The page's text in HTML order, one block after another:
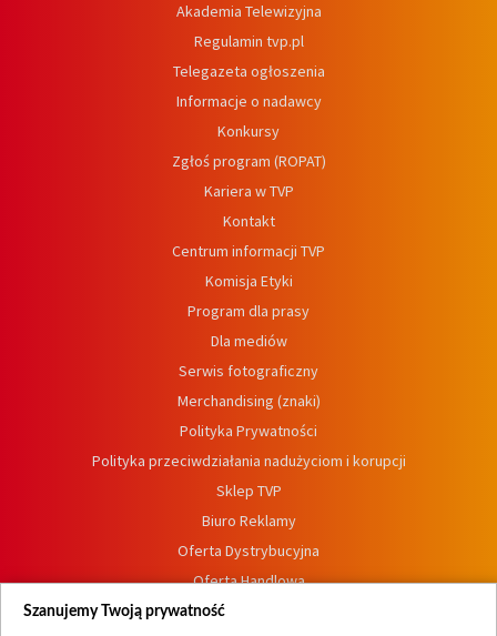
Akademia Telewizyjna
Regulamin tvp.pl
Telegazeta ogłoszenia
Informacje o nadawcy
Konkursy
Zgłoś program (ROPAT)
Kariera w TVP
Kontakt
Centrum informacji TVP
Komisja Etyki
Program dla prasy
Dla mediów
Serwis fotograficzny
Merchandising (znaki)
Polityka Prywatności
Polityka przeciwdziałania nadużyciom i korupcji
Sklep TVP
Biuro Reklamy
Oferta Dystrybucyjna
Oferta Handlowa
Dostępność
Szanujemy Twoją prywatność